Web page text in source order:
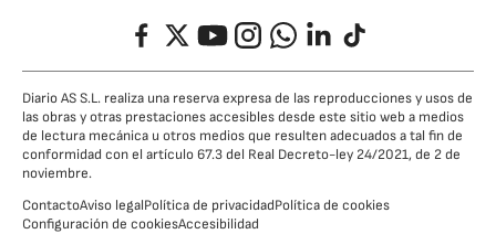
FacebookTwitterYouTubeInstagramWhatsappLinkedIn
TikTok
Diario AS S.L. realiza una reserva expresa de las reproducciones y usos de
las obras y otras prestaciones accesibles desde este sitio web a medios
de lectura mecánica u otros medios que resulten adecuados a tal fin de
conformidad con el artículo 67.3 del Real Decreto-ley 24/2021, de 2 de
noviembre.
ContactoAviso legalPolítica de privacidadPolítica de cookies
Configuración de cookiesAccesibilidad